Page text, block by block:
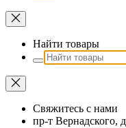
Найти товары
Свяжитесь с нами
пр-т Вернадского,